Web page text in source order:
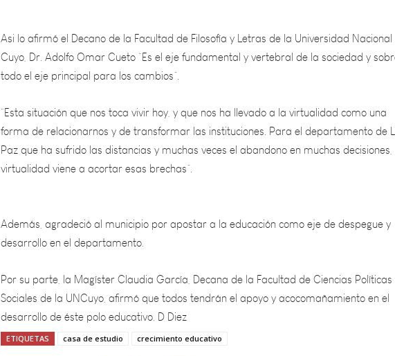
Cuyo, Dr. Adolfo Omar Cueto “Es el eje fundamental y vertebral de la sociedad y
todo el eje principal para los cambios”.
“Esta situación que nos toca vivir hoy, y que nos ha llevado a la virtualidad como una
forma de relacionarnos y de transformar las instituciones. Para el departamento de La
Paz que ha sufrido las distancias y muchas veces el abandono en muchas
virtualidad viene a acortar esas brechas”.
desarrollo en el departamento.
Por su parte, la Magíster Claudia García, Decana de la Facultad de Ciencias Políticas y
Sociales de la UNCuyo, afirmó que todos tendrán el apoyo y acocomañamiento en el
desarrollo de éste polo educativo. D Diez
ETIQUETAS casa de estudio crecimiento educativo